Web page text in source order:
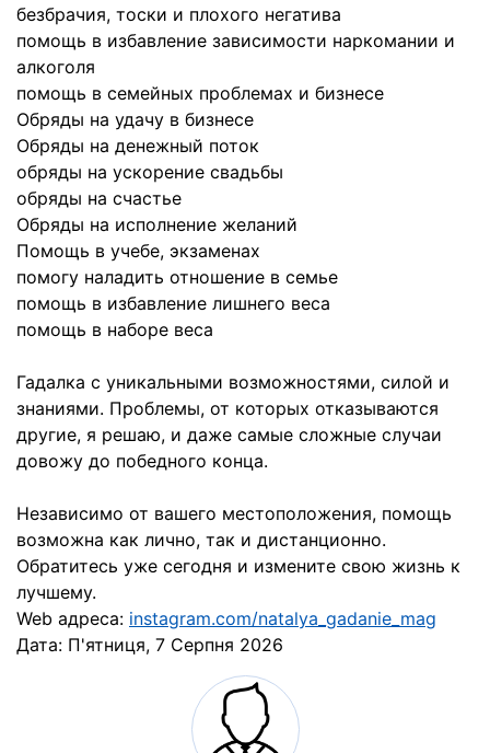
безбрачия, тоски и плохого негатива
помощь в избавление зависимости наркомании и
алкоголя
помощь в семейных проблемах и бизнесе
Обряды на удачу в бизнесе
Обряды на денежный поток
обряды на ускорение свадьбы
обряды на счастье
Обряды на исполнение желаний
Помощь в учебе, экзаменах
помогу наладить отношение в семье
помощь в избавление лишнего веса
помощь в наборе веса
Гадалка с уникальными возможностями, силой и
знаниями. Проблемы, от которых отказываются
другие, я решаю, и даже самые сложные случаи
довожу до победного конца.
Независимо от вашего местоположения, помощь
возможна как лично, так и дистанционно.
Обратитесь уже сегодня и измените свою жизнь к
лучшему.
Web адреса: instagram.com/natalya_gadanie_mag
Дата: П'ятниця, 7 Серпня 2026